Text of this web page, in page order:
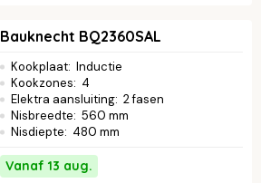
Bauknecht BQ2360SAL
Kookplaat: Inductie
Kookzones: 4
Elektra aansluiting: 2 fasen
Nisbreedte: 560 mm
Nisdiepte: 480 mm
Vanaf 13 aug.